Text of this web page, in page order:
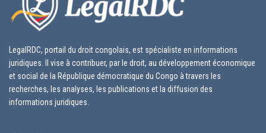
LegalRDC, portail du droit congolais, est spécialiste en informations
juridiques. Il vise à contribuer, par le droit, au développement économique
et social de la République démocratique du Congo à travers les
recherches, les analyses, les publications et la diffusion des
informations juridiques.